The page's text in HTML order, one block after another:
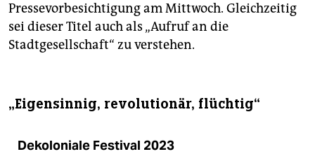
Pressevorbesichtigung am Mittwoch. Gleichzeitig
sei dieser Titel auch als „Aufruf an die
Stadtgesellschaft“ zu verstehen.
„Eigensinnig, revolutionär, flüchtig“
Dekoloniale Festival 2023